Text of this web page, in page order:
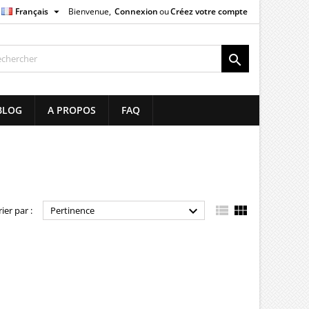
Bienvenue, ConnexionouCréez votre compte
Français 

A PROPOS FAQ
par : Pertinence   
×
list
×
×
×